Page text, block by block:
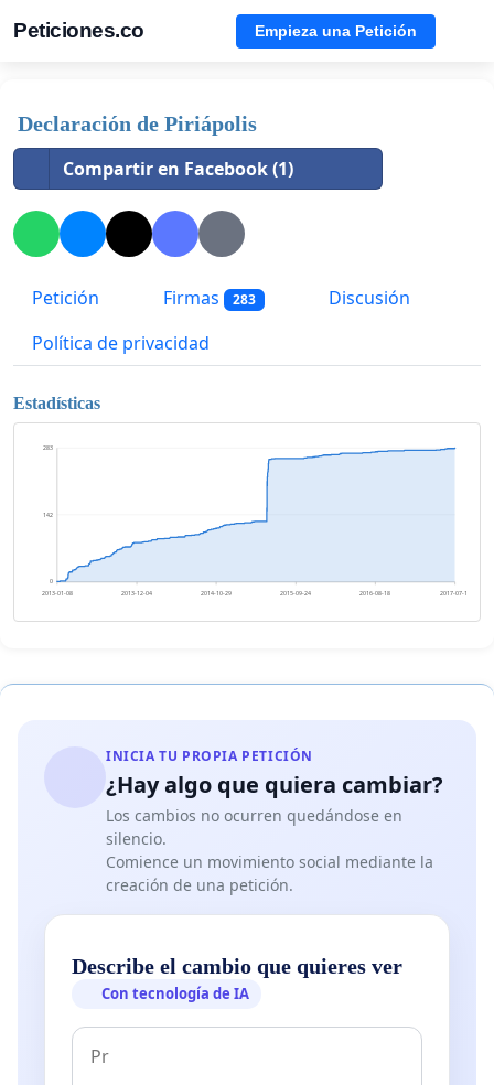
Peticiones.co Empieza una Petición
Declaración de Piriápolis
Compartir en Facebook (1)
Petición Firmas 283
Discusión
Política de privacidad
Estadísticas
0
142
283
2013-01-08 2013-12-04 2014-10-29 2015-09-24 2016-08-18 2017-07-14
INICIA TU PROPIA PETICIÓN
¿Hay algo que quiera cambiar?
Los cambios no ocurren quedándose en
silencio.
Comience un movimiento social mediante la
creación de una petición.
Describe el cambio que quieres ver
Con tecnología de IA